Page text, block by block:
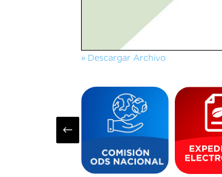
» Descargar Archivo
#